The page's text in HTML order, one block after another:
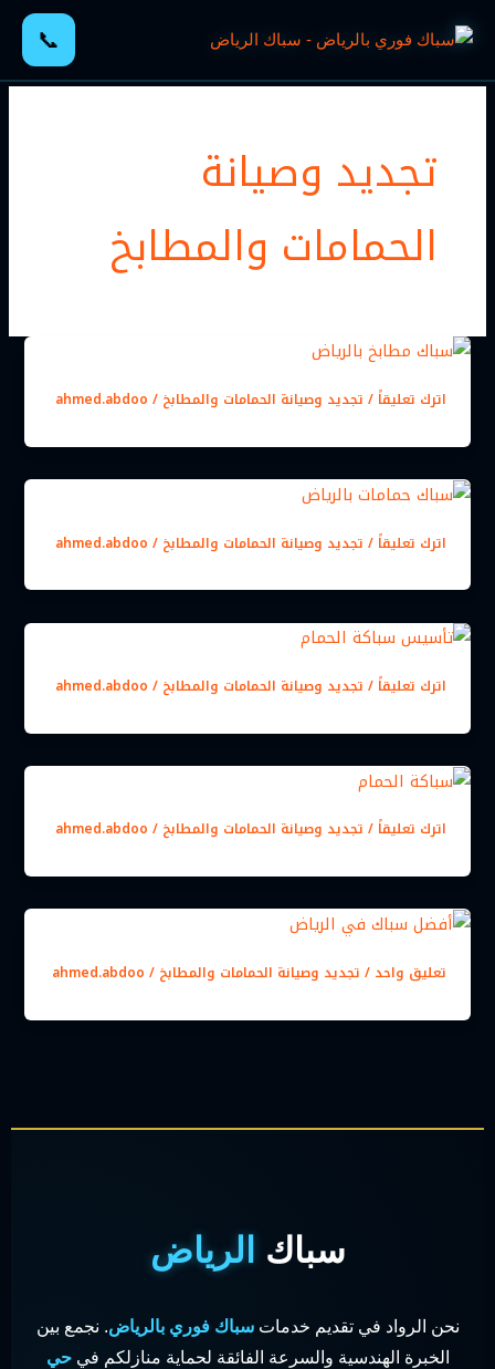
إلى
المحتوى
📞
تجديد وصيانة
الحمامات والمطابخ
اترك تعليقاً / تجديد وصيانة الحمامات والمطابخ /
ahmed.abdoo
اترك تعليقاً / تجديد وصيانة الحمامات والمطابخ /
ahmed.abdoo
اترك تعليقاً / تجديد وصيانة الحمامات والمطابخ /
ahmed.abdoo
اترك تعليقاً / تجديد وصيانة الحمامات والمطابخ /
ahmed.abdoo
تعليق واحد / تجديد وصيانة الحمامات والمطابخ /
ahmed.abdoo
سباك الرياض
نحن الرواد في تقديم خدماتسباك فوري بالرياض. نجمع بين
الخبرة الهندسية والسرعة الفائقة لحماية منازلكم فيحي